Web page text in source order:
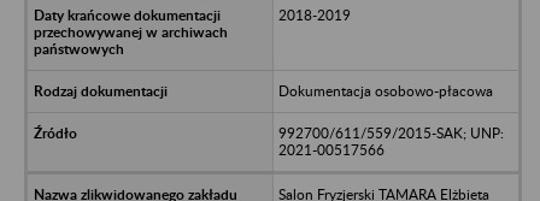
2018-2019
Dokumentacja osobowo-płacowa
992700/611/559/2015-SAK; UNP:
2021-00517566
Salon Fryzjerski TAMARA Elżbieta